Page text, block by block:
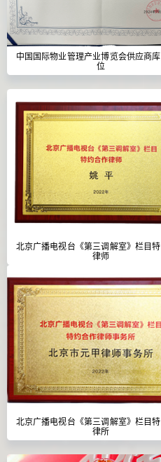
中国国际物业管理产业博览会供应商
位
北京广播电视台《第三调解室》栏目
律师
北京广播电视台《第三调解室》栏目
律所